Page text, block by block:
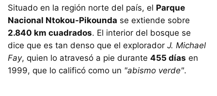
Situado en la región norte del país, el Parque
Nacional Ntokou-Pikounda se extiende sobre
2.840 km cuadrados. El interior del bosque se
dice que es tan denso que el explorador J. Michael
Fay, quien lo atravesó a pie durante 455 días en
1999, que lo calificó como un "abismo verde".